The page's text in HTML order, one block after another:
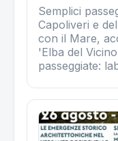
Semplici
Capoliveri e
con il Mare,
'Elba del
passeggiate: